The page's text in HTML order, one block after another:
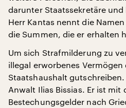
darunter Staatssekretäre
Herr Kantas nennt die
die Summen, die er erhalten
Um sich Strafmilderung zu
illegal erworbenes
Staatshaushalt
Anwalt Ilias Bissias. Er ist mit
Bestechungsgelder nach